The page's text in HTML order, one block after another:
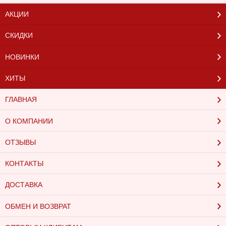
АКЦИИ
СКИДКИ
НОВИНКИ
ХИТЫ
ГЛАВНАЯ
О КОМПАНИИ
ОТЗЫВЫ
КОНТАКТЫ
ДОСТАВКА
ОБМЕН И ВОЗВРАТ